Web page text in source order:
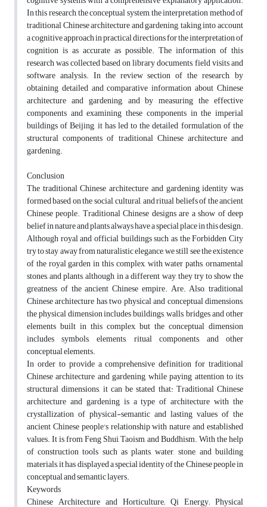
In this research, the conceptual system, the interpretation method of
traditional Chinese architecture and gardening, taking into account
a cognitive approach in practical directions for the interpretation of
cognition is as accurate as possible. The information of this
research was collected based on library documents, field visits and
software analysis. In the review section of the research, by
obtaining detailed and comparative information about Chinese
architecture and gardening, and by measuring the effective
components and examining these components in the imperial
buildings of Beijing, it has led to the detailed formulation of the
structural components of traditional Chinese architecture and
gardening.
Conclusion
The traditional Chinese architecture and gardening identity was
formed based on the social, cultural, and ritual beliefs of the ancient
Chinese people. Traditional Chinese designs are a show of deep
belief in nature and plants always have a special place in this design.
Although royal and official buildings such as the Forbidden City
try to stay away from naturalistic elegance, we still see the existence
of the royal garden in this complex, with water paths, ornamental
stones, and plants, although, in a different way, they try to show the
greatness of the ancient Chinese empire. Are. Also, traditional
Chinese architecture has two physical and conceptual dimensions,
the physical dimension includes buildings, walls, bridges, and other
elements built in this complex, but the conceptual dimension
includes symbols, elements, ritual components, and other
conceptual elements.
In order to provide a comprehensive definition for traditional
Chinese architecture and gardening, while paying attention to its
structural dimensions, it can be stated that: Traditional Chinese
architecture and gardening is a type of architecture with the
crystallization of physical-semantic and lasting values of the
ancient Chinese people's relationship with nature and established
values. It is from Feng Shui, Taoism, and Buddhism. With the help
of construction tools such as plants, water, stone, and building
materials, it has displayed a special identity of the Chinese people in
conceptual and semantic layers.
Keywords
Chinese Architecture and Horticulture; Qi Energy; Physical